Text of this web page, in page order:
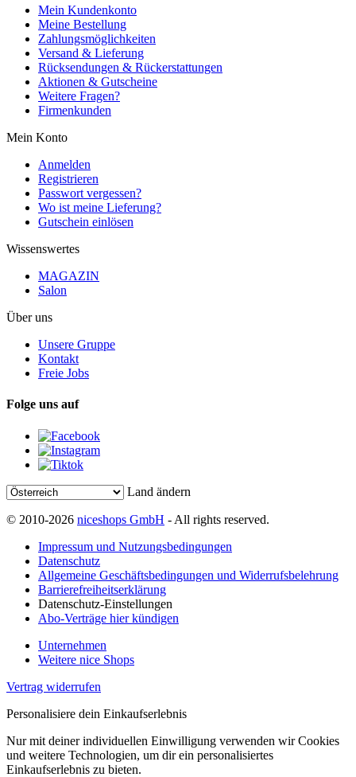
Mein Kundenkonto
Meine Bestellung
Zahlungsmöglichkeiten
Versand & Lieferung
Rücksendungen & Rückerstattungen
Aktionen & Gutscheine
Weitere Fragen?
Firmenkunden
Mein Konto
Anmelden
Registrieren
Passwort vergessen?
Wo ist meine Lieferung?
Gutschein einlösen
Wissenswertes
MAGAZIN
Salon
Über uns
Unsere Gruppe
Kontakt
Freie Jobs
Folge uns auf
Land ändern
© 2010-2026 niceshops GmbH - All rights reserved.
Impressum und Nutzungsbedingungen
Datenschutz
Allgemeine Geschäftsbedingungen und Widerrufsbelehrung
Barrierefreiheitserklärung
Datenschutz-Einstellungen
Abo-Verträge hier kündigen
Unternehmen
Weitere nice Shops
Vertrag widerrufen
Personalisiere dein Einkaufserlebnis
Nur mit deiner individuellen Einwilligung verwenden wir Cookies
und weitere Technologien, um dir ein personalisiertes
Einkaufserlebnis zu bieten.